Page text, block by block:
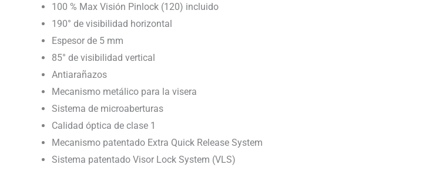
100 % Max Visión Pinlock (120) incluido
190° de visibilidad horizontal
Espesor de 5 mm
85° de visibilidad vertical
Antiarañazos
Mecanismo metálico para la visera
Sistema de microaberturas
Calidad óptica de clase 1
Mecanismo patentado Extra Quick Release System
Sistema patentado Visor Lock System (VLS)